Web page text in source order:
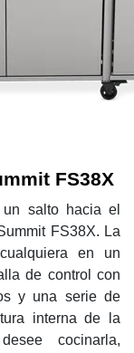
FS38X
salto hacia el
FS38X. La
en un
de control con
y una serie de
interna de la
cocinarla,